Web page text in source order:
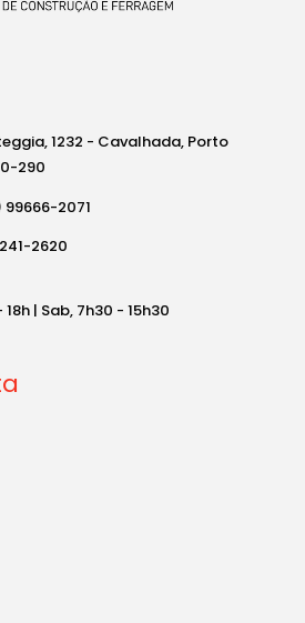
1232 - Cavalhada, Porto
290
99666-2071
2620
18h | Sab, 7h30 - 15h30